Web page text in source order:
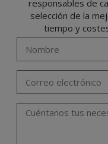
responsables de
selección de la
tiempo y